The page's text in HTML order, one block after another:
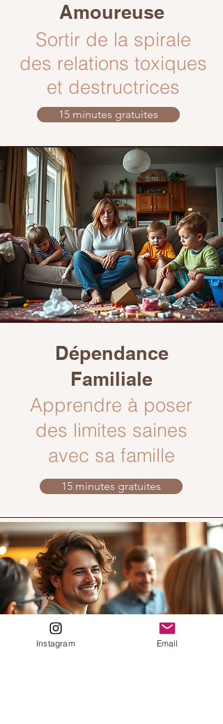
Amoureuse
Sortir de la spirale
des relations toxiques
et destructrices
15 minutes gratuites
Dépendance
Familiale
Apprendre à poser
des limites saines
avec sa famille
15 minutes gratuites
Instagram Email